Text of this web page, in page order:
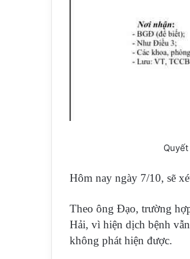
Hôm nay ngày 7/10, sẽ
Theo ông Đạo, trường
Hải, vì hiện dịch bệnh
không phát hiện được.